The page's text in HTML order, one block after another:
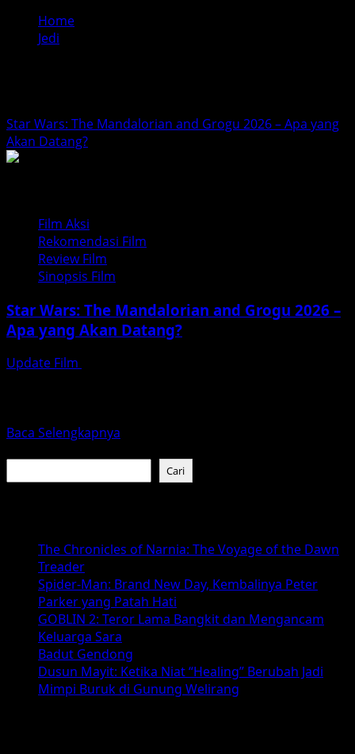
Home
Jedi
Star Wars: The Mandalorian and Grogu 2026 – Apa yang
Akan Datang?
Film Aksi
Rekomendasi Film
Review Film
Sinopsis Film
Star Wars: The Mandalorian and Grogu 2026 –
Apa yang Akan Datang?
Update Film
Baca Selengkapnya
Star
and
2026
–
Apa
yang
Akan
Datang?
Cari
The Chronicles of Narnia: The Voyage of the Dawn
Treader
Spider-Man: Brand New Day, Kembalinya Peter
Parker yang Patah Hati
GOBLIN 2: Teror Lama Bangkit dan Mengancam
Keluarga Sara
Badut Gendong
Dusun Mayit: Ketika Niat “Healing” Berubah Jadi
Mimpi Buruk di Gunung Welirang